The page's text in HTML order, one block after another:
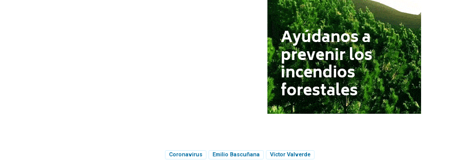
Coronavirus Emilio Bascuñana Víctor Valverde